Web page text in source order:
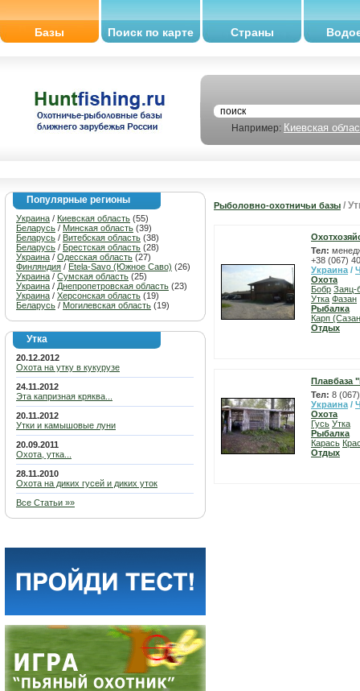
Базы Поиск по карте Страны
Например: Киевская
Популярные регионы
Украина / Киевская область (55)
Беларусь / Минская область (39)
Беларусь / Витебская область (38)
Беларусь / Брестская область (28)
Украина / Одесская область (27)
Финляндия / Etela-Savo (Южное Саво) (26)
Украина / Сумская область (25)
Украина / Днепропетровская область (23)
Украина / Херсонская область (19)
Беларусь / Могилевская область (19)
Утка
20.12.2012
Охота на утку в кукурузе
24.11.2012
Эта капризная кряква...
20.11.2012
Утки и камышовые луни
20.09.2011
Охота, утка...
28.11.2010
Охота на диких гусей и диких уток
Все Статьи »»
Рыболовно-охотничьи базы /
Тел:
+38 (067)
Украина /
Охота
Бобр Заяц-
Утка Фазан
Рыбалка
Карп
Отдых
Плавбаза
Тел: 8
Украина /
Охота
Гусь Утка
Рыбалка
Карась
Отдых